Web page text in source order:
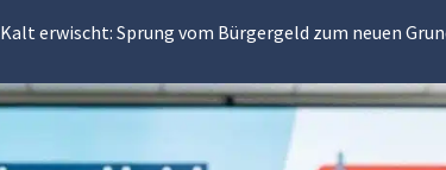
Kalt erwischt: Sprung vom Bürgergeld zum neuen